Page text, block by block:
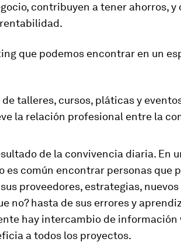
contribuyen a tener ahorros,
que podemos encontrar en un
talleres, cursos, pláticas y
la relación profesional entre la
de la convivencia diaria. En
es común encontrar personas que
proveedores, estrategias, nuevos
no? hasta de sus errores y
hay intercambio de información
a todos los proyectos.